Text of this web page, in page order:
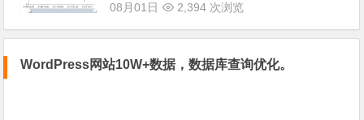
08月01日 2,394 次浏览
WordPress网站10W+数据，数据库查询优化。